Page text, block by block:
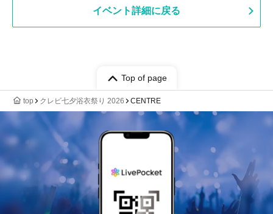
イベント詳細に戻る
Top of page
top クレビ七夕浴衣祭り 2026 CENTRE